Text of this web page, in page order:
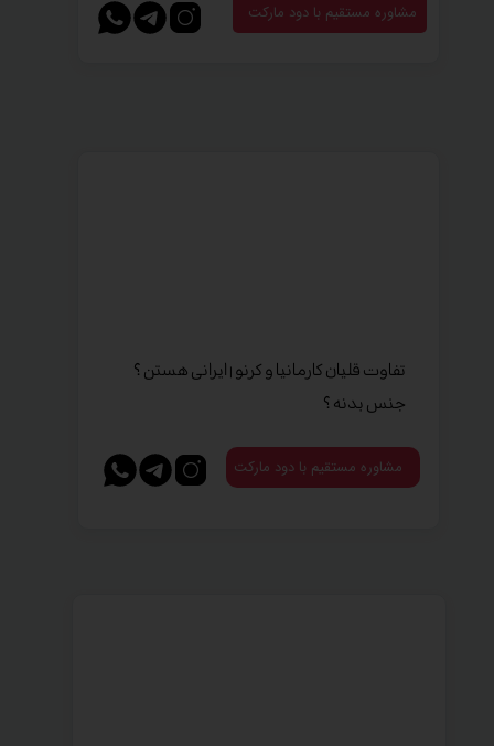
مشاوره مستقیم با دود مارکت
تفاوت قلیان کارمانیا و کرنو | ایرانی هستن ؟
جنس بدنه ؟
مشاوره مستقیم با دود مارکت